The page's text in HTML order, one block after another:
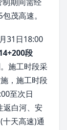
茂高速。
31日18:00
段
施工时段采
，施工时段
至次日
返白河、安
天高速)通